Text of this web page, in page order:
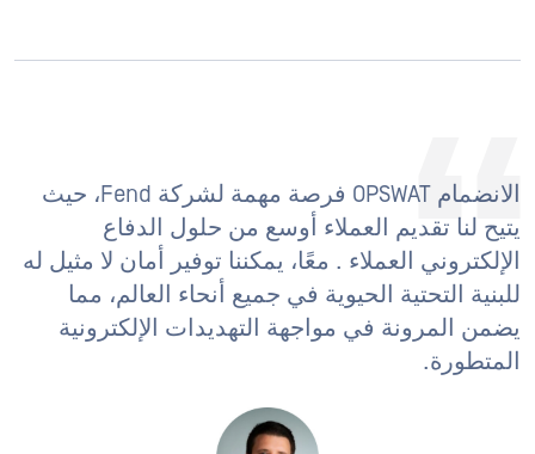
الانضمام OPSWAT فرصة مهمة لشركة Fend، حيث
يتيح لنا تقديم العملاء أوسع من حلول الدفاع
الإلكتروني العملاء . معًا، يمكننا توفير أمان لا مثيل له
للبنية التحتية الحيوية في جميع أنحاء العالم، مما
يضمن المرونة في مواجهة التهديدات الإلكترونية
المتطورة.